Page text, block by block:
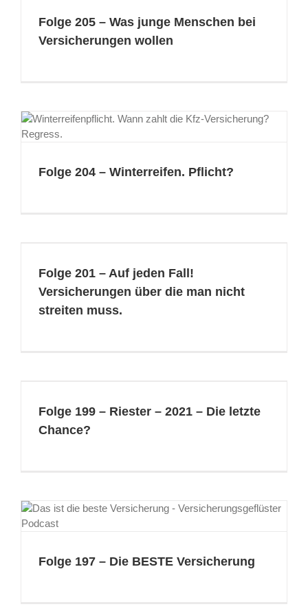
Folge 205 – Was junge Menschen bei
Versicherungen wollen
Folge 204 – Winterreifen. Pflicht?
Folge 201 – Auf jeden Fall!
Versicherungen über die man nicht
streiten muss.
Folge 199 – Riester – 2021 – Die letzte
Chance?
Folge 197 – Die BESTE Versicherung